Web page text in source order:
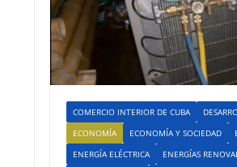
COMERCIO INTERIOR DE CUBA
ECONOMÍA
ECONOMÍA Y SOCIEDAD
ENERGÍA ELÉCTRICA
ENERGÍAS